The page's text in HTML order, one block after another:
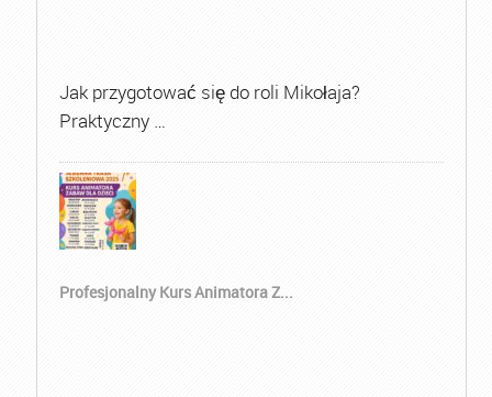
Jak przygotować się do roli Mikołaja?
Praktyczny …
Profesjonalny Kurs Animatora Z...